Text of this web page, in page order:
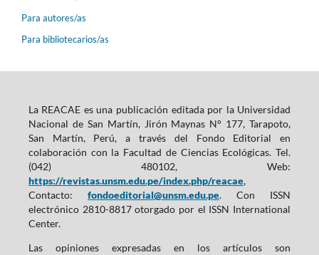
Para autores/as
Para bibliotecarios/as
La REACAE es una publicación editada por la Universidad
Nacional de San Martín, Jirón Maynas N° 177, Tarapoto,
San Martín, Perú, a través del Fondo Editorial en
colaboración con la Facultad de Ciencias Ecológicas. Tel.
(042) 480102, Web:
https://revistas.unsm.edu.pe/index.php/reacae,
Contacto: fondoeditorial@unsm.edu.pe. Con ISSN
electrónico 2810-8817 otorgado por el ISSN International
Center.
Las opiniones expresadas en los artículos son